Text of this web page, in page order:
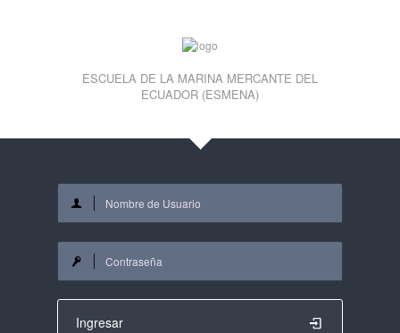
ESCUELA DE LA MARINA MERCANTE DEL
ECUADOR (ESMENA)
Ingresar